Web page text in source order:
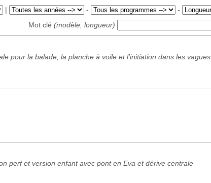
| -
-
Mot clé(modèle, longueur)
pour la balade, la planche à voile et l'initiation dans les vagues
perf et version enfant avec pont en Eva et dérive centrale